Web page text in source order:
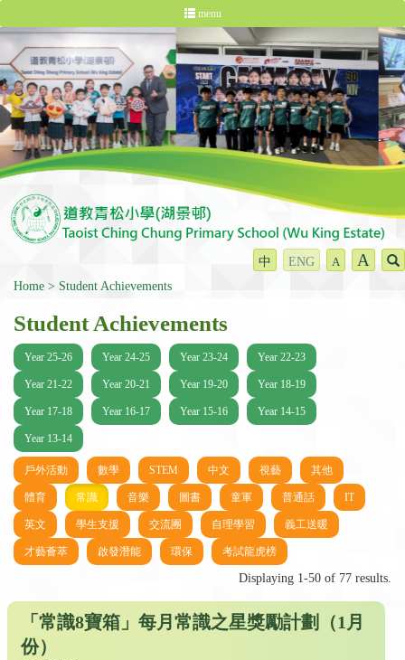
menu
中 ENG A A
Home Student Achievements
Student Achievements
Year 25-26 Year 24-25 Year 23-24 Year 22-23
Year 21-22 Year 20-21 Year 19-20 Year 18-19
Year 17-18 Year 16-17 Year 15-16 Year 14-15
Year 13-14
戶外活動 數學 STEM 中文 視藝 其他
體育 常識 音樂 圖書 童軍 普通話 IT
英文 學生支援 交流團 自理學習 義工送暖
才藝薈萃 啟發潛能 環保 考試龍虎榜
Displaying 1-50 of 77 results.
「常識8寶箱」每月常識之星獎勵計劃（1月
份）